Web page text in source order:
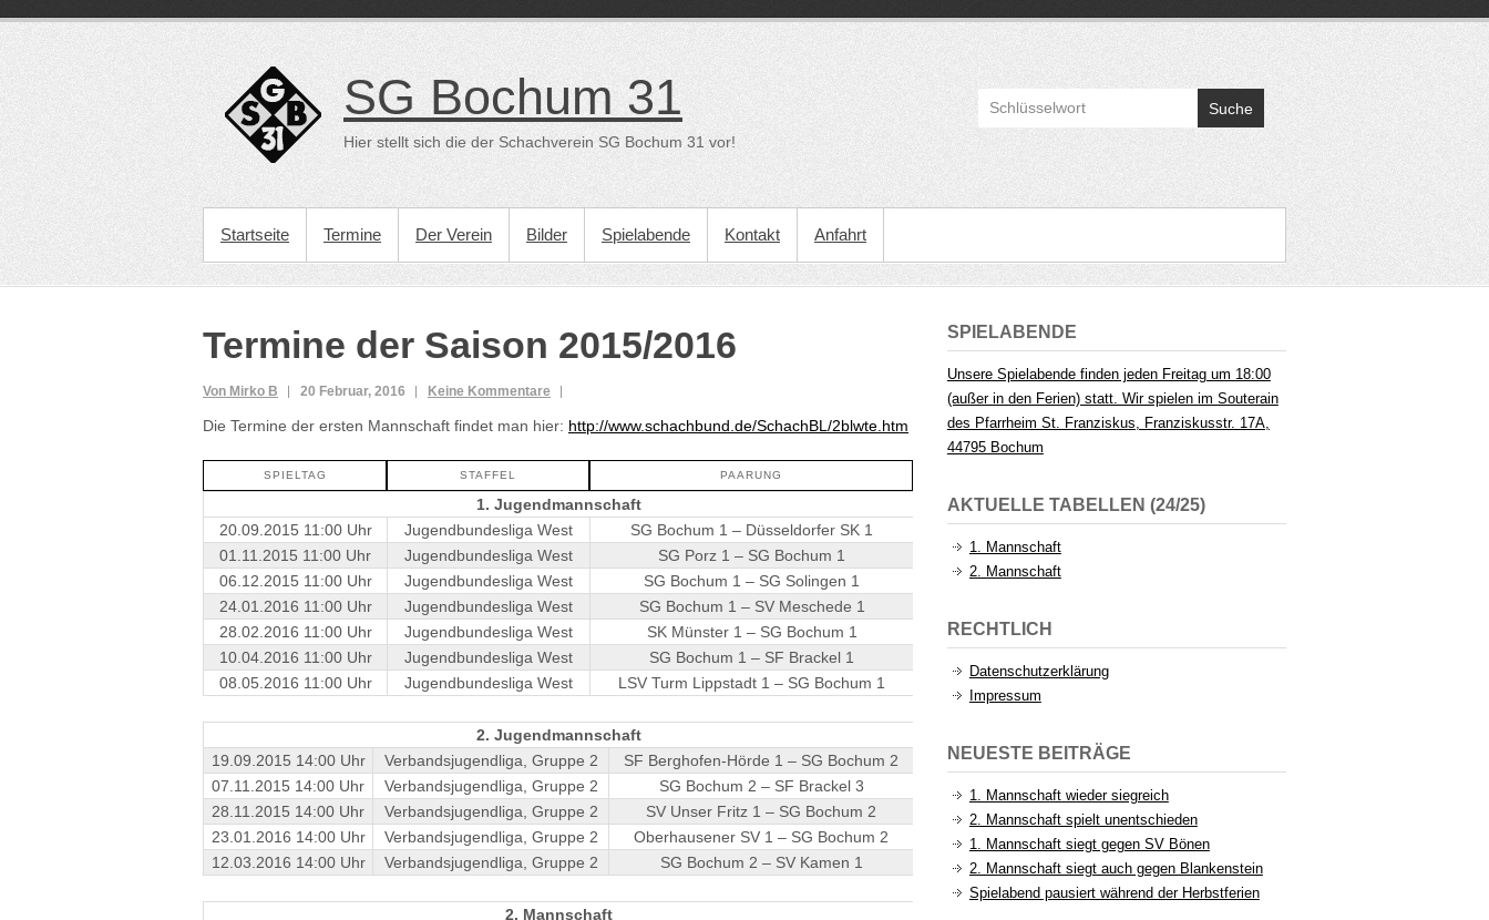
SG Bochum 31
Hier stellt sich die der Schachverein SG Bochum 31 vor!
Suche
PRIMÄRES MENÜ
Startseite Termine Der Verein Bilder Spielabende Kontakt Anfahrt
Termine der Saison 2015/2016
Von Mirko B 20 Februar, 2016 Keine Kommentare
Die Termine der ersten Mannschaft findet man hier: http://www.schachbund.de/SchachBL/2blwte.htm
SPIELTAG STAFFEL PAARUNG
1. Jugendmannschaft
20.09.2015 11:00 Uhr
Jugendbundesliga West
SG Bochum 1 – Düsseldorfer SK 1
01.11.2015 11:00 Uhr
Jugendbundesliga West
SG Porz 1 – SG Bochum 1
06.12.2015 11:00 Uhr
Jugendbundesliga West
SG Bochum 1 – SG Solingen 1
24.01.2016 11:00 Uhr
Jugendbundesliga West
SG Bochum 1 – SV Meschede 1
28.02.2016 11:00 Uhr
Jugendbundesliga West
SK Münster 1 – SG Bochum 1
10.04.2016 11:00 Uhr
Jugendbundesliga West
SG Bochum 1 – SF Brackel 1
08.05.2016 11:00 Uhr
Jugendbundesliga West LSV Turm Lippstadt 1 – SG Bochum 1
2. Jugendmannschaft
19.09.2015 14:00 Uhr
Verbandsjugendliga, Gruppe 2
SF Berghofen-Hörde 1 – SG Bochum 2
07.11.2015 14:00 Uhr
Verbandsjugendliga, Gruppe 2
SG Bochum 2 – SF Brackel 3
28.11.2015 14:00 Uhr
Verbandsjugendliga, Gruppe 2
SV Unser Fritz 1 – SG Bochum 2
23.01.2016 14:00 Uhr
Verbandsjugendliga, Gruppe 2
Oberhausener SV 1 – SG Bochum 2
12.03.2016 14:00 Uhr
Verbandsjugendliga, Gruppe 2 SG Bochum 2 – SV Kamen 1
2. Mannschaft
SPIELABENDE
Unsere Spielabende finden jeden Freitag um 18:00
(außer in den Ferien) statt. Wir spielen im Souterain
des Pfarrheim St. Franziskus, Franziskusstr. 17A,
44795 Bochum
AKTUELLE TABELLEN (24/25)
1. Mannschaft
2. Mannschaft
RECHTLICH
Datenschutzerklärung
Impressum
NEUESTE BEITRÄGE
1. Mannschaft wieder siegreich
2. Mannschaft spielt unentschieden
1. Mannschaft siegt gegen SV Bönen
2. Mannschaft siegt auch gegen Blankenstein
Spielabend pausiert während der Herbstferien